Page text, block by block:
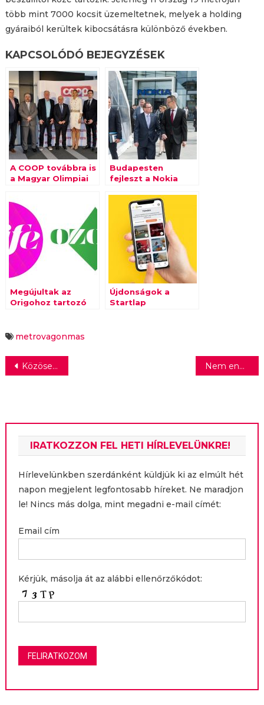
több mint 7000 kocsit üzemeltetnek, melyek a holding
gyáraiból kerültek kibocsátásra különböző években.
KAPCSOLÓDÓ BEJEGYZÉSEK
A COOP továbbra is
a Magyar Olimpiai
Budapesten
fejleszt a Nokia
Megújultak az
Origohoz tartozó
Újdonságok a
Startlap
metrovagonmas
Bejegyzés
Közösen mutatkoznak be a V4-ek borai Nem engedik el a cégüket az első tulajdonosok
IRATKOZZON FEL HETI HÍRLEVELÜNKRE!
Hírlevelünkben szerdánként küldjük ki az elmúlt hét
napon megjelent legfontosabb híreket. Ne maradjon
le! Nincs más dolga, mint megadni e-mail címét:
Email cím
Kérjük, másolja át az alábbi ellenőrzőkódot: